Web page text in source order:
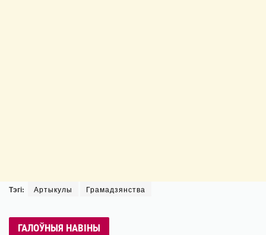
Тэгі: Артыкулы Грамадзянства
ГАЛОЎНЫЯ НАВІНЫ